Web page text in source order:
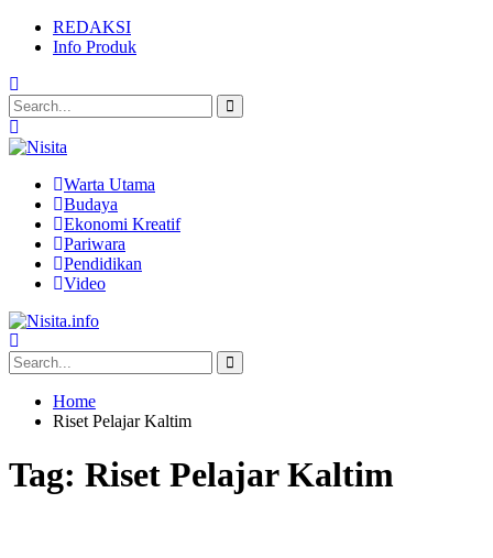
REDAKSI
Info Produk
Warta Utama
Budaya
Ekonomi Kreatif
Pariwara
Pendidikan
Video
Home
Riset Pelajar Kaltim
Tag: Riset Pelajar Kaltim